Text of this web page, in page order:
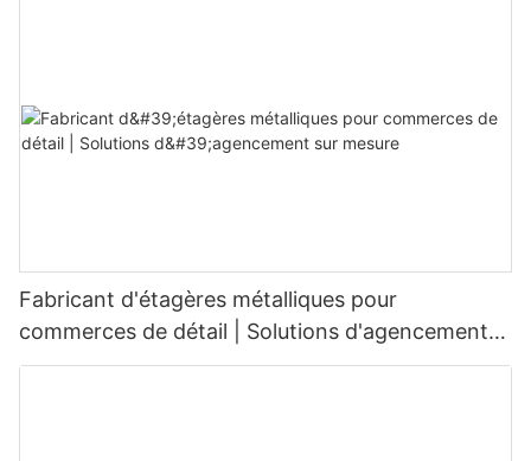
Fabricant d'étagères métalliques pour
commerces de détail | Solutions d'agencement
sur mesure